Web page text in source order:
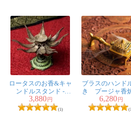
ロータスのお香&キャ
ンドルスタンド -
11cm
3,880 円
(1)
ブラスのハンド
き プージャ香
樹脂香などに便
6,280 円